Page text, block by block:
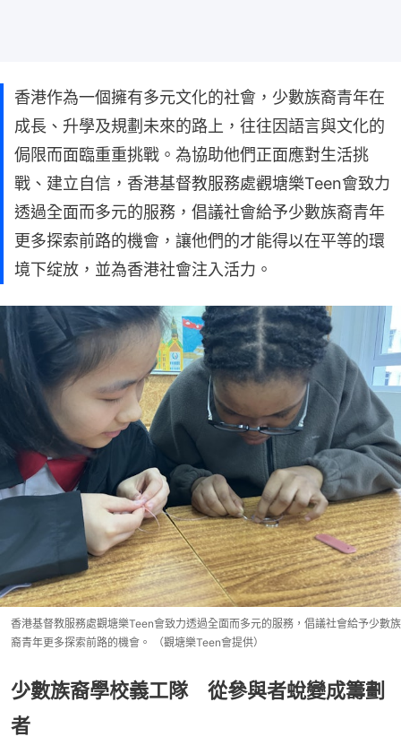
香港作為一個擁有多元文化的社會，少數族裔青年在
成長、升學及規劃未來的路上，往往因語言與文化的
侷限而面臨重重挑戰。為協助他們正面應對生活挑
戰、建立自信，香港基督教服務處觀塘樂Teen會致力
透過全面而多元的服務，倡議社會給予少數族裔青年
更多探索前路的機會，讓他們的才能得以在平等的環
境下绽放，並為香港社會注入活力。
香港基督教服務處觀塘樂Teen會致力透過全面而多元的服務，倡議社會給予少數族
裔青年更多探索前路的機會。 （觀塘樂Teen會提供）
少數族裔學校義工隊 從參與者蛻變成籌劃
者